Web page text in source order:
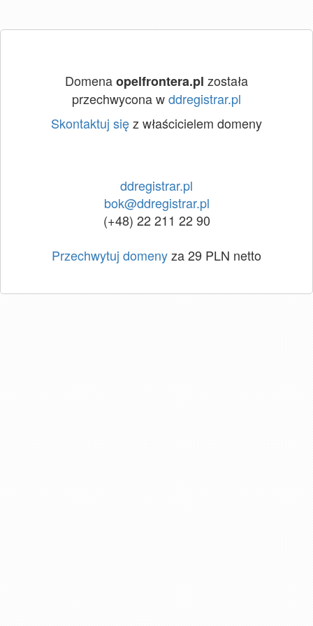
Domenaopelfrontera.pl została
przechwycona wddregistrar.pl
Skontaktuj sięz właścicielem domeny
ddregistrar.pl
bok@ddregistrar.pl
(+48) 22 211 22 90
Przechwytuj domenyza 29 PLN netto